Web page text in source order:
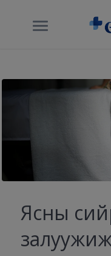
Ясны